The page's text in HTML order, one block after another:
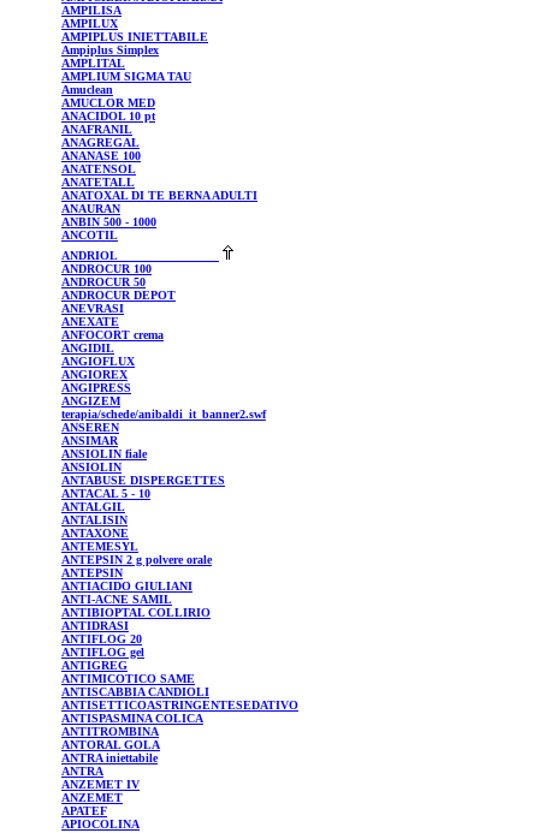
AMPILISA
AMPILUX
AMPIPLUS INIETTABILE
Ampiplus Simplex
AMPLITAL
AMPLIUM SIGMA TAU
Amuclean
AMUCLORMED
ANACIDOL10 pt
ANAFRANIL
ANAGREGAL
ANANASE 100
ANATENSOL
ANATETALL
ANATOXALDI TE BERNA ADULTI
ANAURAN
ANBIN 500 - 1000
ANCOTIL
ANDRIOL
ANDROCUR100
ANDROCUR50
ANDROCURDEPOT
ANEVRASI
ANEXATE
ANFOCORT crema
ANGIDIL
ANGIOFLUX
ANGIOREX
ANGIPRESS
ANGIZEM
terapia/schede/anibaldi_it_banner2.swf
ANSEREN
ANSIMAR
ANSIOLIN fiale
ANSIOLIN
ANTABUSE DISPERGETTES
ANTACAL5 - 10
ANTALGIL
ANTALISIN
ANTAXONE
ANTEMESYL
ANTEPSIN 2 g polvere orale
ANTEPSIN
ANTIACIDO GIULIANI
ANTI-ACNE SAMIL
ANTIBIOPTALCOLLIRIO
ANTIDRASI
ANTIFLOG 20
ANTIFLOG gel
ANTIGREG
ANTIMICOTICO SAME
ANTISCABBIA CANDIOLI
ANTISETTICOASTRINGENTESEDATIVO
ANTISPASMINACOLICA
ANTITROMBINA
ANTORALGOLA
ANTRAiniettabile
ANTRA
ANZEMET IV
ANZEMET
APATEF
APIOCOLINA